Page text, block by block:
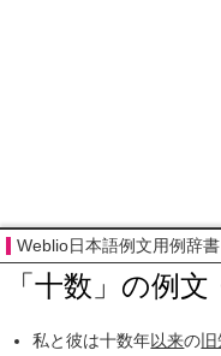
Weblio日本語例文用例辞書
「十数」の例
私と彼は十数年以来の